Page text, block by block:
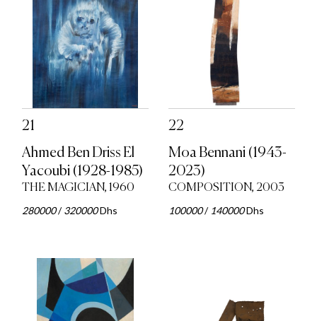
21
Ahmed Ben Driss El
Yacoubi (1928-1985)
THE MAGICIAN, 1960
280000/320000Dhs
22
Moa Bennani (1943-
2023)
COMPOSITION, 2003
100000/ 140000Dhs